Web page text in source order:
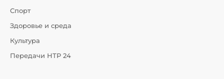
Спорт
Здоровье и среда
Культура
Передачи НТР 24